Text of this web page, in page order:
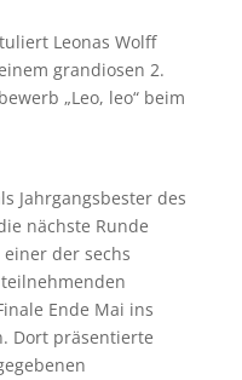
Leonas Wolff
grandiosen 2.
„Leo, leo“ beim
Jahrgangsbester des
nächste Runde
der sechs
Ende Mai ins
Dort präsentierte